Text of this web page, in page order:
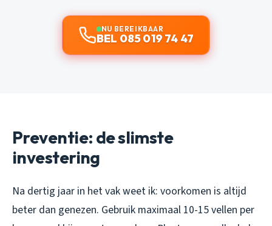
NU BEREIKBAAR
BEL 085 019 74 47
Preventie: de slimste
investering
Na dertig jaar in het vak weet ik: voorkomen is altijd
beter dan genezen. Gebruik maximaal 10-15 vellen per